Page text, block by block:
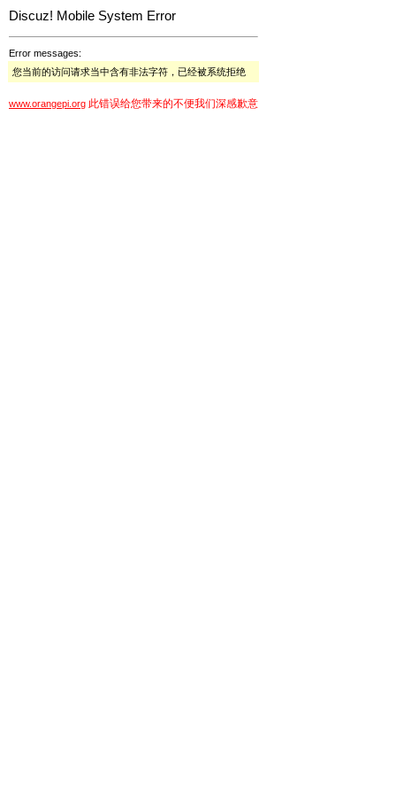
Discuz! Mobile System Error
Error messages:
您当前的访问请求当中含有非法字符，已经被系统拒绝
www.orangepi.org 此错误给您带来的不便我们深感歉意